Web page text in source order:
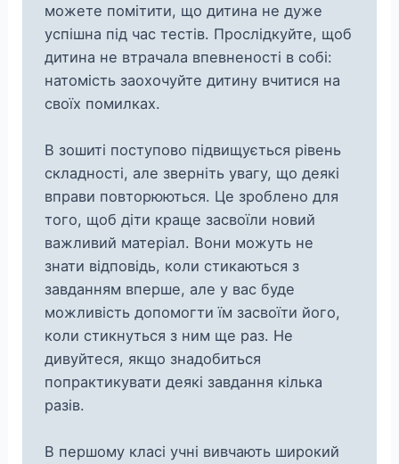
можете помітити, що дитина не дуже
успішна під час тестів. Прослідкуйте, щоб
дитина не втрачала впевненості в собі:
натомість заохочуйте дитину вчитися на
своїх помилках.
В зошиті поступово підвищується рівень
складності, але зверніть увагу, що деякі
вправи повторюються. Це зроблено для
того, щоб діти краще засвоїли новий
важливий матеріал. Вони можуть не
знати відповідь, коли стикаються з
завданням вперше, але у вас буде
можливість допомогти їм засвоїти його,
коли стикнуться з ним ще раз. Не
дивуйтеся, якщо знадобиться
попрактикувати деякі завдання кілька
разів.
В першому класі учні вивчають широкий